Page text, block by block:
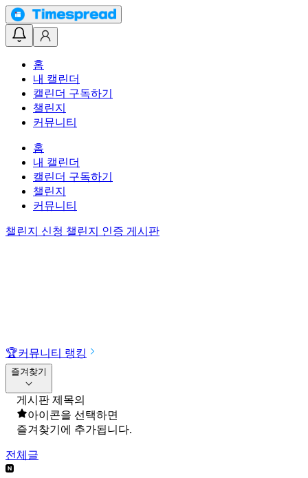
홈
내 캘린더
캘린더 구독하기
챌린지
커뮤니티
홈
내 캘린더
캘린더 구독하기
챌린지
커뮤니티
챌린지 신청 챌린지 인증 게시판
🏆커뮤니티 랭킹
즐겨찾기
게시판 제목의
아이콘을 선택하면
즐겨찾기에 추가됩니다.
전체글